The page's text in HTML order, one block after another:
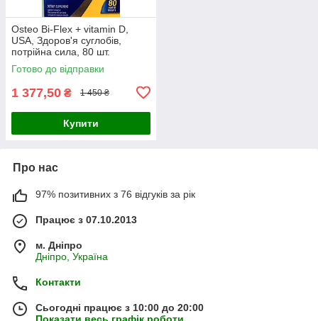
Osteo Bi-Flex + vitamin D,
USA, Здоров'я суглобів,
потрійна сила, 80 шт.
Готово до відправки
1 377,50 ₴ 1 450 ₴
Купити
Про нас
97% позитивних з 76 відгуків за рік
Працює з 07.10.2013
м. Дніпро
Дніпро, Україна
Контакти
Сьогодні працює з 10:00 до 20:00